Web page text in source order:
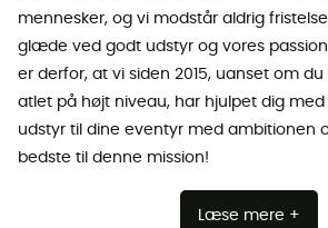
mennesker, og vi modstår aldrig
glæde ved godt udstyr og vores
er derfor, at vi siden 2015, uanset om
atlet på højt niveau, har hjulpet dig
udstyr til dine eventyr med ambitionen
bedste til denne mission!
Læse mere +